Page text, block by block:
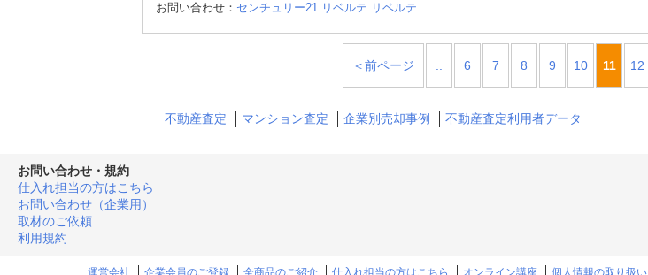
お問い合わせ： センチュリー21 リベルテ リベルテ
＜前ページ 6 7 8 9 10 11 12
不動産査定 マンション査定 企業別売却事例 不動産査定利用者データ
お問い合わせ・規約
仕入れ担当の方はこちら
お問い合わせ（企業用）
取材のご依頼
利用規約
運営会社 企業会員のご登録 全商品のご紹介 仕入れ担当の方はこちら オンライン講座 個人情報の取り扱い